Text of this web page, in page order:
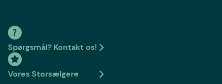
Spørgsmål? Kontakt os!
Vores Storsælgere